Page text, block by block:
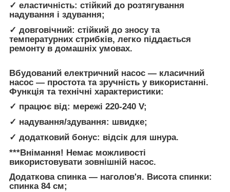
✓ еластичність: стійкий до розтягування
надування і здування;
✓ довговічний: стійкий до зносу та
температурних стрибків, легко піддається
ремонту в домашніх умовах.
Вбудований електричний насос — класичний
насос — простота та зручність у використанні.
Функція та технічні характеристики:
✓ працює від: мережі 220-240 V;
✓ надування/здування: швидке;
✓ додатковий бонус: відсік для шнура.
***Внімання! Немає можливості
використовувати зовнішній насос.
Додаткова спинка — наголов'я. Висота спинки:
спинка 84 см;